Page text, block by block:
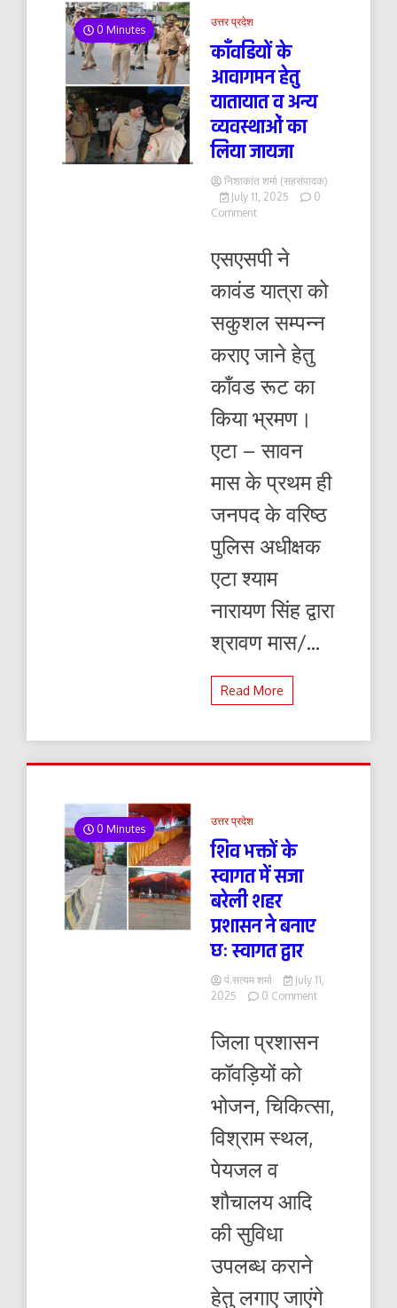
0 Minutes
उत्तर प्रदेश
काँवडियों के
आवागमन हेतु
यातायात व अन्य
व्यवस्थाओं का
लिया जायजा
निशाकांत शर्मा (सहसंपादक)
July 11, 2025
0
Commenton
आवागमन
यातायात
अन्य
व्यवस्थाओं
का
जायजा
एसएसपी ने
कावंड यात्रा को
सकुशल सम्पन्न
कराए जाने हेतु
काँवड रूट का
किया भ्रमण।
एटा – सावन
मास के प्रथम ही
जनपद के वरिष्ठ
पुलिस अधीक्षक
एटा श्याम
नारायण सिंह द्वारा
श्रावण मास/...
Read More
0 Minutes
उत्तर प्रदेश
शिव भक्तों के
स्वागत में सजा
बरेली शहर
प्रशासन ने बनाए
छः स्वागत द्वार
पं.सत्यम शर्मा
July 11,
2025
0 Commenton
के
बरेली
जिला प्रशासन
कॉवड़ियों को
भोजन, चिकित्सा,
विश्राम स्थल,
पेयजल व
शौचालय आदि
की सुविधा
उपलब्ध कराने
हेतु लगाए जाएंगे